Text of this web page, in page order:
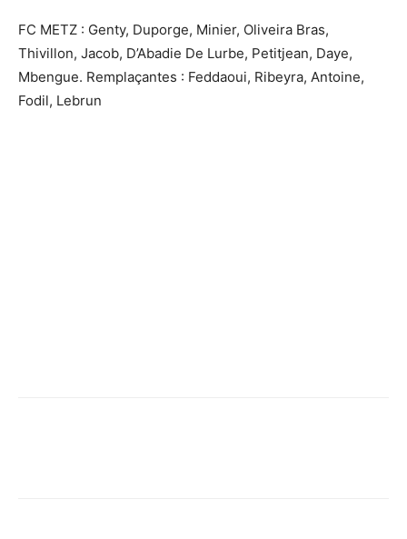
FC METZ : Genty, Duporge, Minier, Oliveira Bras,
Thivillon, Jacob, D’Abadie De Lurbe, Petitjean, Daye,
Mbengue. Remplaçantes : Feddaoui, Ribeyra, Antoine,
Fodil, Lebrun